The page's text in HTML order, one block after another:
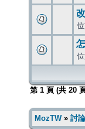
第 1 頁 (共 20
MozTW» 討